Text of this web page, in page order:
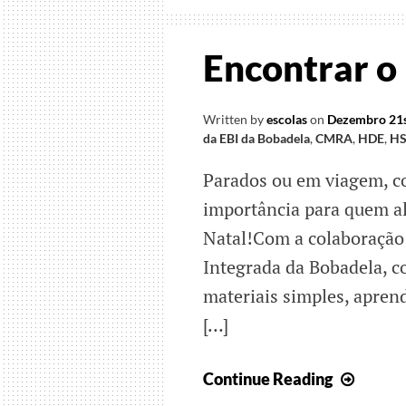
Encontrar
Written byescolason Dezembro
da EBI da Bobadela,CMRA, HDE,
Parados ou em viagem,
importância para quem
Natal!Com a
Integrada da Bobadela,
materiais simples,
[…]
Continue Reading